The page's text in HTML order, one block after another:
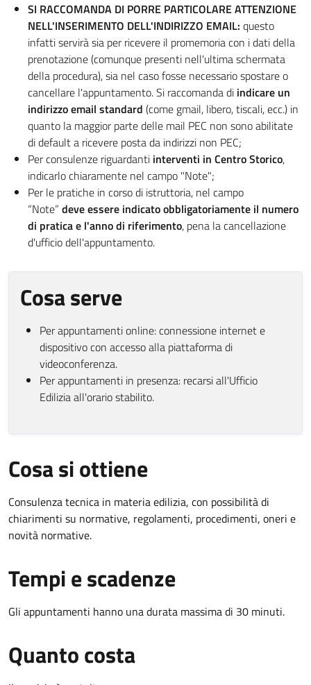
SI RACCOMANDA DI PORRE PARTICOLARE ATTENZIONE
NELL'INSERIMENTO DELL'INDIRIZZO EMAIL: questo
infatti servirà sia per ricevere il promemoria con i dati della
prenotazione (comunque presenti nell'ultima schermata
della procedura), sia nel caso fosse necessario spostare o
cancellare l'appuntamento. Si raccomanda di indicare un
indirizzo email standard (come gmail, libero, tiscali, ecc.) in
quanto la maggior parte delle mail PEC non sono abilitate
di default a ricevere posta da indirizzi non PEC;
Per consulenze riguardanti interventi in Centro Storico,
indicarlo chiaramente nel campo "Note";
Per le pratiche in corso di istruttoria, nel campo
“Note” deve essere indicato obbligatoriamente il numero
di pratica e l'anno di riferimento, pena la cancellazione
d'ufficio dell'appuntamento.
Cosa serve
Per appuntamenti online: connessione internet e
dispositivo con accesso alla piattaforma di
videoconferenza.
Per appuntamenti in presenza: recarsi all'Ufficio
Edilizia all'orario stabilito.
Cosa si ottiene
Consulenza tecnica in materia edilizia, con possibilità di
chiarimenti su normative, regolamenti, procedimenti, oneri e
novità normative.
Tempi e scadenze
Gli appuntamenti hanno una durata massima di 30 minuti.
Quanto costa